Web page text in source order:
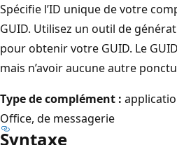
Spécifie l’ID unique de votre
GUID. Utilisez un outil de
pour obtenir votre GUID. Le
mais n’avoir aucune autre
Type de complément :
Office, de messagerie
Syntaxe